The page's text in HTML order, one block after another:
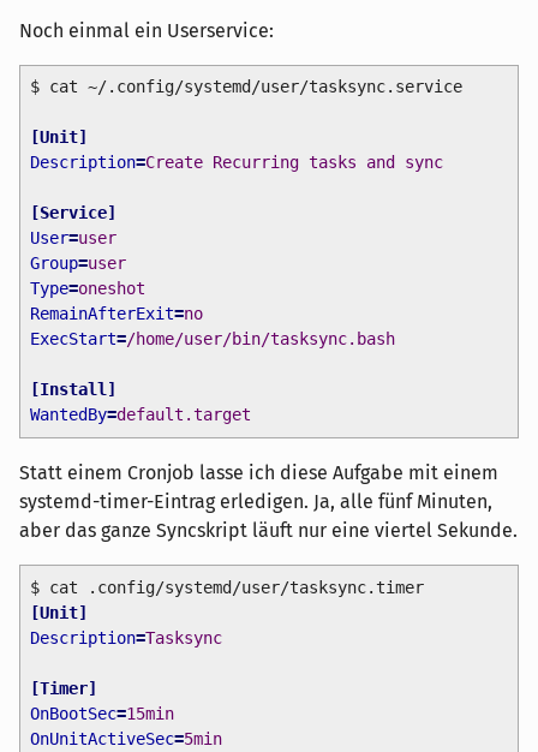
Noch einmal ein Userservice:
$ cat ~/.config/systemd/user/tasksync.service
[Unit]
Description=Create Recurring tasks and sync
[Service]
User=user
Group=user
Type=oneshot
RemainAfterExit=no
ExecStart=/home/user/bin/tasksync.bash
[Install]
WantedBy=default.target
Statt einem Cronjob lasse ich diese Aufgabe mit einem
systemd-timer-Eintrag erledigen. Ja, alle fünf Minuten,
aber das ganze Syncskript läuft nur eine viertel Sekunde.
$ cat .config/systemd/user/tasksync.timer
[Unit]
Description=Tasksync
[Timer]
OnBootSec=15min
OnUnitActiveSec=5min